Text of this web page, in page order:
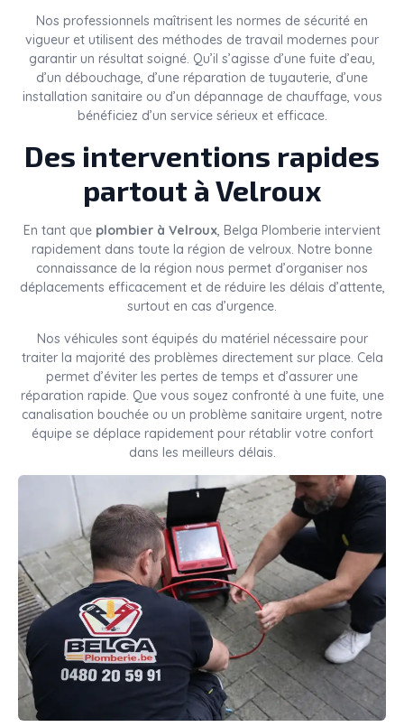
Nos professionnels maîtrisent les normes de sécurité en
vigueur et utilisent des méthodes de travail modernes pour
garantir un résultat soigné. Qu’il s’agisse d’une fuite d’eau,
d’un débouchage, d’une réparation de tuyauterie, d’une
installation sanitaire ou d’un dépannage de chauffage, vous
bénéficiez d’un service sérieux et efficace.
Des interventions rapides
partout à Velroux
En tant que plombier à Velroux, Belga Plomberie intervient
rapidement dans toute la région de velroux. Notre bonne
connaissance de la région nous permet d’organiser nos
déplacements efficacement et de réduire les délais d’attente,
surtout en cas d’urgence.
Nos véhicules sont équipés du matériel nécessaire pour
traiter la majorité des problèmes directement sur place. Cela
permet d’éviter les pertes de temps et d’assurer une
réparation rapide. Que vous soyez confronté à une fuite, une
canalisation bouchée ou un problème sanitaire urgent, notre
équipe se déplace rapidement pour rétablir votre confort
dans les meilleurs délais.